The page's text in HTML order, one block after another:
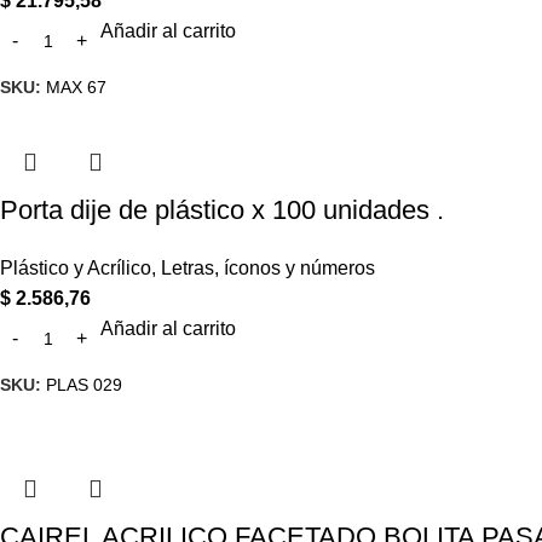
Añadir al carrito
SKU: MAX 67
Porta dije de plástico x 100 unidades .
Plástico y Acrílico, Letras, íconos y números
$ 2.586,76
Añadir al carrito
SKU: PLAS 029